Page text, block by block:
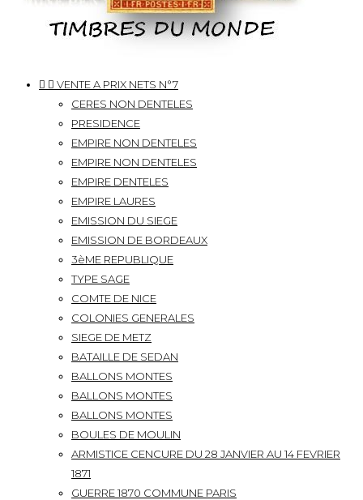
  VENTE A PRIX NETS N°7
CERES NON DENTELES
PRESIDENCE
EMPIRE NON DENTELES
EMPIRE NON DENTELES
EMPIRE DENTELES
EMPIRE LAURES
EMISSION DU SIEGE
EMISSION DE BORDEAUX
3èME REPUBLIQUE
TYPE SAGE
COMTE DE NICE
COLONIES GENERALES
SIEGE DE METZ
BATAILLE DE SEDAN
BALLONS MONTES
BALLONS MONTES
BALLONS MONTES
BOULES DE MOULIN
ARMISTICE CENCURE DU 28 JANVIER AU 14 FEVRIER
1871
GUERRE 1870 COMMUNE PARIS